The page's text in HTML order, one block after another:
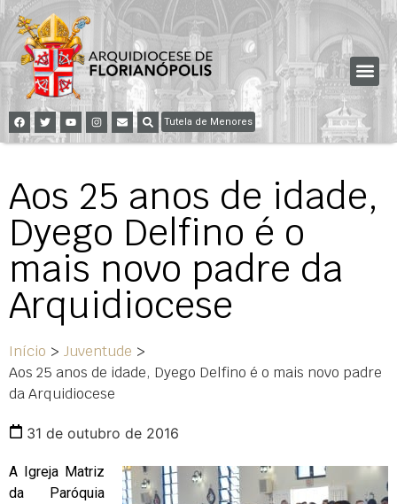
Tutela de Menores
Aos 25 anos de idade,
Dyego Delfino é o
mais novo padre da
Arquidiocese
Início > Juventude >
Aos 25 anos de idade, Dyego Delfino é o mais novo padre
da Arquidiocese
31 de outubro de 2016
A Igreja Matriz
da Paróquia